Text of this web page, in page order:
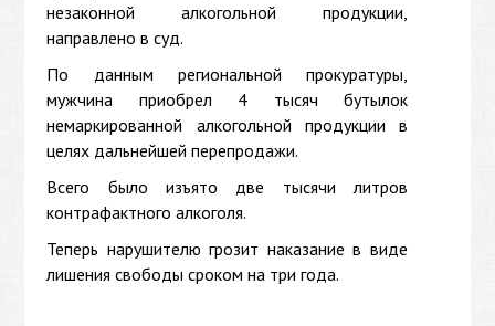
незаконной алкогольной продукции,
направлено в суд.
По данным региональной прокуратуры,
мужчина приобрел 4 тысяч бутылок
немаркированной алкогольной продукции в
целях дальнейшей перепродажи.
Всего было изъято две тысячи литров
контрафактного алкоголя.
Теперь нарушителю грозит наказание в виде
лишения свободы сроком на три года.